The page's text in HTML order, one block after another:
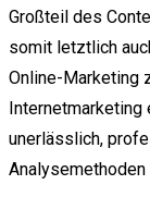
Großteil des
somit letztlich
Online-Marketing
unerlässlich,